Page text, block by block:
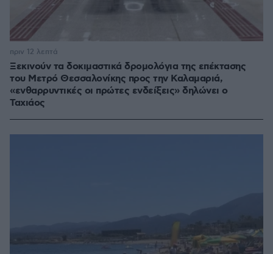
Ξεκινούν τα δοκιμαστικά δρομολόγια της επέκτασης
του Μετρό Θεσσαλονίκης προς την Καλαμαριά,
«ενθαρρυντικές οι πρώτες ενδείξεις» δηλώνει ο
Ταχιάος
πριν 12 λεπτά